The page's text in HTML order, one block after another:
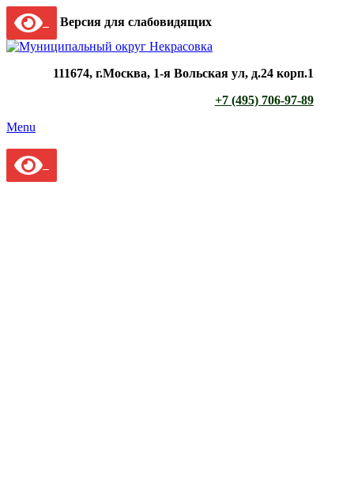
Версия для слабовидящих
111674, г.Москва, 1-я Вольская ул, д.24 корп.1
+7 (495) 706-97-89
Menu